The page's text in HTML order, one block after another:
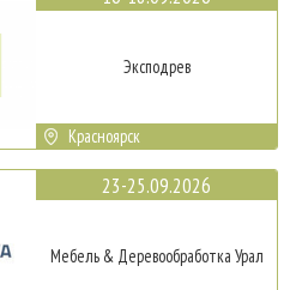
Эксподрев
Красноярск
23-25.09.2026
Мебель & Деревообработка Урал